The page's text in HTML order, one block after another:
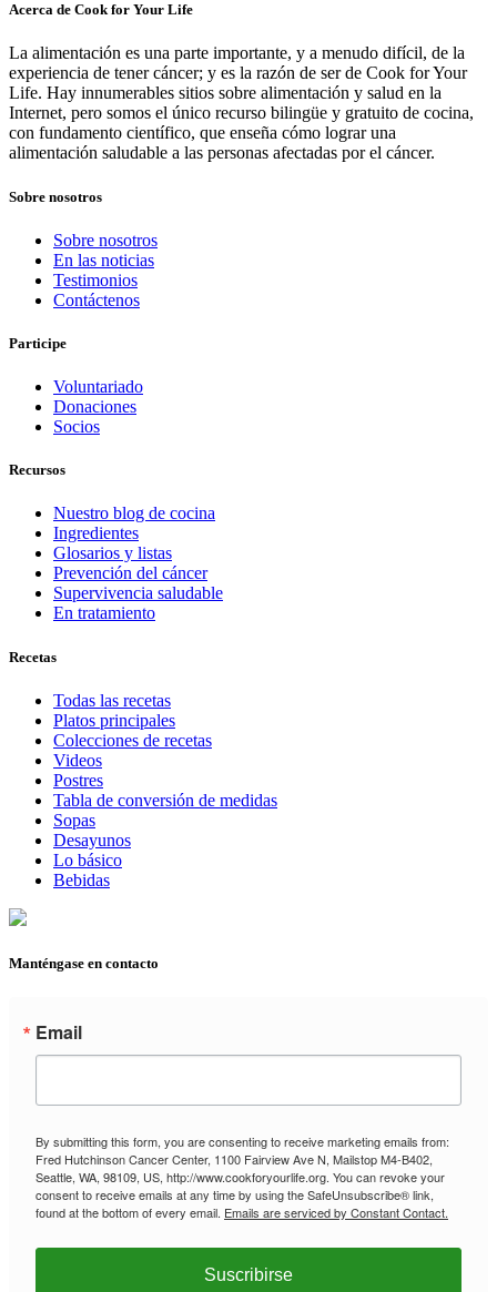
Acerca de Cook for Your Life
La alimentación es una parte importante, y a menudo difícil, de la
experiencia de tener cáncer; y es la razón de ser de Cook for Your
Life. Hay innumerables sitios sobre alimentación y salud en la
Internet, pero somos el único recurso bilingüe y gratuito de cocina,
con fundamento científico, que enseña cómo lograr una
alimentación saludable a las personas afectadas por el cáncer.
Sobre nosotros
Sobre nosotros
En las noticias
Testimonios
Contáctenos
Participe
Voluntariado
Donaciones
Socios
Recursos
Nuestro blog de cocina
Ingredientes
Glosarios y listas
Prevención del cáncer
Supervivencia saludable
En tratamiento
Recetas
Todas las recetas
Platos principales
Colecciones de recetas
Videos
Postres
Tabla de conversión de medidas
Sopas
Desayunos
Lo básico
Bebidas
Manténgase en contacto
Email
By submitting this form, you are consenting to receive marketing emails from:
Fred Hutchinson Cancer Center, 1100 Fairview Ave N, Mailstop M4-B402,
Seattle, WA, 98109, US, http://www.cookforyourlife.org. You can revoke your
consent to receive emails at any time by using the SafeUnsubscribe® link,
found at the bottom of every email. Emails are serviced by Constant Contact.
Suscribirse